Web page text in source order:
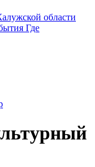
Где